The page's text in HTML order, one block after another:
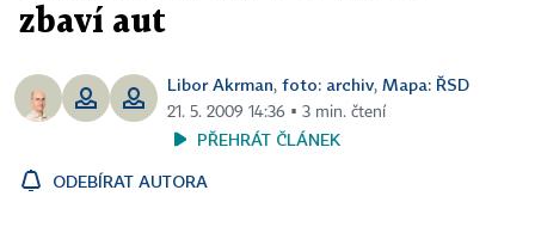
zbaví aut
Libor Akrman, foto: archiv, Mapa: ŘSD
21. 5. 2009 14:36 ▪ 3 min. čtení
PŘEHRÁT ČLÁNEK
ODEBÍRAT AUTORA